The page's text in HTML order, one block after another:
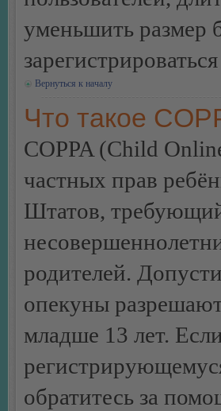
уменьшить размер
Вернуться к началу
Что такое
COPPA (Child
частных прав
Штатов,
родителей.
опекуны
младше 13 лет.
обратитесь за